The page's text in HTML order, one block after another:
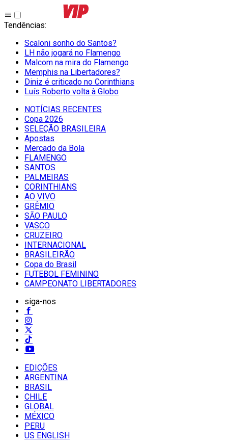
Tendências:
Scaloni sonho do Santos?
LH não jogará no Flamengo
Malcom na mira do Flamengo
Memphis na Libertadores?
Diniz é criticado no Corinthians
Luís Roberto volta à Globo
NOTÍCIAS RECENTES
Copa 2026
SELEÇÃO BRASILEIRA
Apostas
Mercado da Bola
FLAMENGO
SANTOS
PALMEIRAS
CORINTHIANS
AO VIVO
GRÊMIO
SĀO PAULO
VASCO
CRUZEIRO
INTERNACIONAL
BRASILEIRÃO
Copa do Brasil
FUTEBOL FEMININO
CAMPEONATO LIBERTADORES
siga-nos
EDIÇÕES
ARGENTINA
BRASIL
CHILE
GLOBAL
MÉXICO
PERU
US ENGLISH